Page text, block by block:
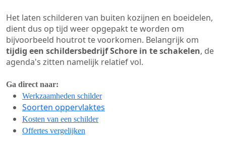
Het laten schilderen van buiten kozijnen en boeidelen,
dient dus op tijd weer opgepakt te worden om
bijvoorbeeld houtrot te voorkomen. Belangrijk om
tijdig een schildersbedrijf Schore in te schakelen, de
agenda's zitten namelijk relatief vol.
Ga direct naar:
Werkzaamheden schilder
Soorten oppervlaktes
Kosten van een schilder
Offertes vergelijken